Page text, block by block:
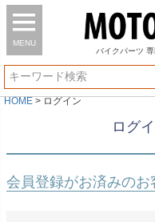
MENU
バイク パーツ
HOME ログイン
ログ
会員登録がお済みのお